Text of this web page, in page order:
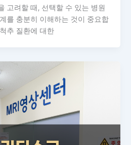
고려할 때, 선택할 수 있는 병원
를 충분히 이해하는 것이 중요합
추 질환에 대한